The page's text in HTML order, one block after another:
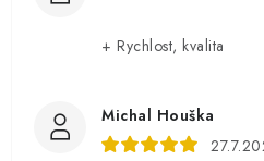
+ Rychlost, kvalita
Michal Houška